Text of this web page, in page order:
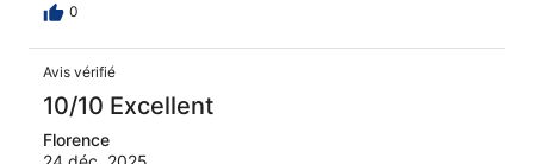
0
Avis vérifié
10/10 Excellent
Florence